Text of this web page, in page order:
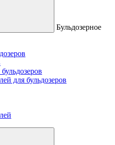
Бульдозерное
для бульдозеров